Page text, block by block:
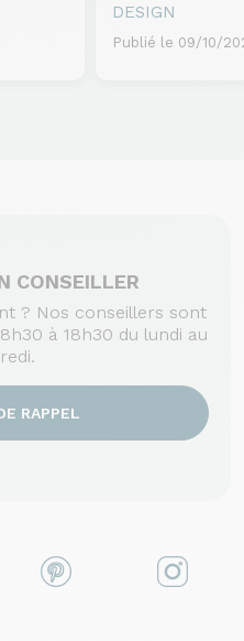
DESIGN
Publié le 09/10/
CONSEILLER
? Nos conseillers sont
à 18h30 du lundi au
RAPPEL